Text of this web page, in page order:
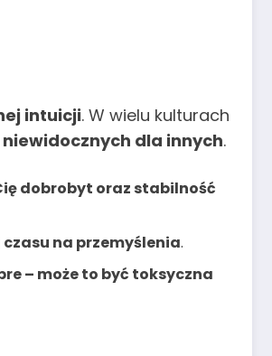
intuicji. W wielu kulturach
dla innych.
dobrobyt oraz stabilność
czasu na przemyślenia.
– może to być toksyczna